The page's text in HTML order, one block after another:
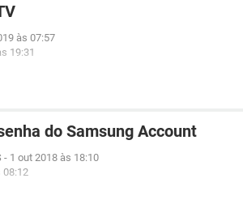
às 07:57
19:31
do Samsung Account
- 1 out 2018 às 18:10
08:12